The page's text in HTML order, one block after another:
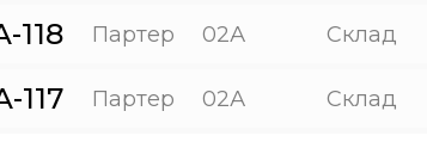
118 Партер 02А Склад
117 Партер 02А Склад